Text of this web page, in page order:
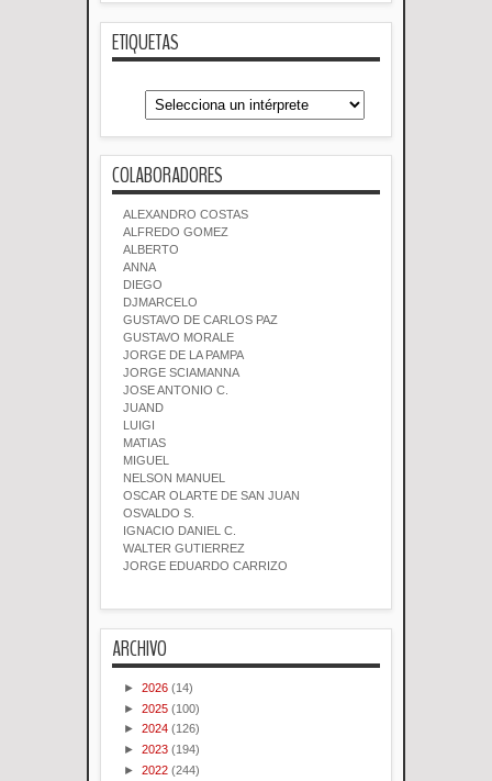
ETIQUETAS
COLABORADORES
ALEXANDRO COSTAS
ALFREDO GOMEZ
ALBERTO
ANNA
DIEGO
DJMARCELO
GUSTAVO DE CARLOS PAZ
GUSTAVO MORALE
JORGE DE LA PAMPA
JORGE SCIAMANNA
JOSE ANTONIO C.
JUAND
LUIGI
MATIAS
MIGUEL
NELSON MANUEL
OSCAR OLARTE DE SAN JUAN
OSVALDO S.
IGNACIO DANIEL C.
WALTER GUTIERREZ
JORGE EDUARDO CARRIZO
ARCHIVO
► 2026 (14)
► 2025 (100)
► 2024 (126)
► 2023 (194)
► 2022 (244)